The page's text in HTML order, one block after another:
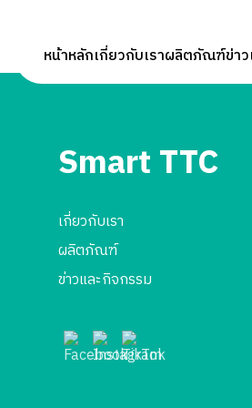
หน้าหลักเกี่ยวกับเราผลิตภัณฑ์ข่า
Smart TTC
เกี่ยวกับเรา
ผลิตภัณฑ์
ข่าวและกิจกรรม